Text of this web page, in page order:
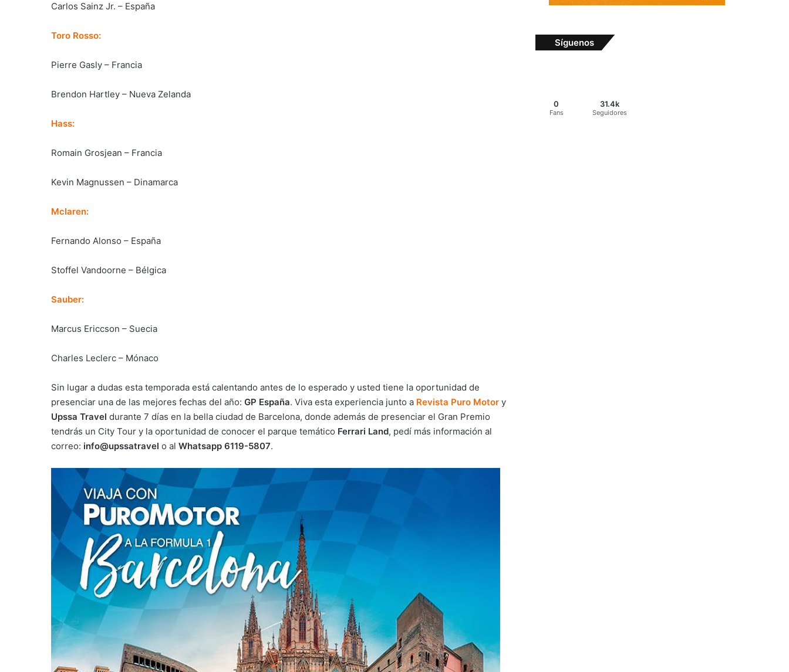
Carlos Sainz Jr. – España
Toro Rosso:
Pierre Gasly – Francia
Brendon Hartley – Nueva Zelanda
Hass:
Romain Grosjean – Francia
Kevin Magnussen – Dinamarca
Mclaren:
Fernando Alonso – España
Stoffel Vandoorne – Bélgica
Sauber:
Marcus Ericcson – Suecia
Charles Leclerc – Mónaco
Sin lugar a dudas esta temporada está calentando antes de lo esperado y usted tiene la oportunidad de
presenciar una de las mejores fechas del año: GP España. Viva esta experiencia junto a Revista Puro Motor y
Upssa Travel durante 7 días en la bella ciudad de Barcelona, donde además de presenciar el Gran Premio
tendrás un City Tour y la oportunidad de conocer el parque temático Ferrari Land, pedí más información al
correo: info@upssatravel o al Whatsapp 6119-5807.
Síguenos
0
Fans
31.4k
Seguidores